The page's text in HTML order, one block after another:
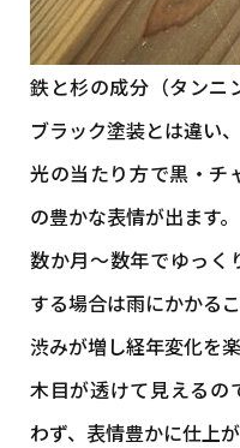
鉄と杉の成分（タンニ
ブラック塗装とは違い、
光の当たり方で黒・チ
の豊かな表情が出ます。
数か月～数年でゆっく
する場合は雨にかかる
渋みが増し経年変化を楽
木目が透けて見えるの
わず、表情豊かに仕上が